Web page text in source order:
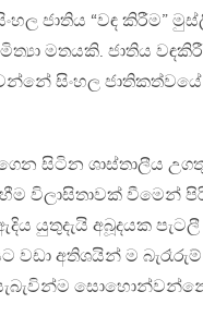
ජාතිය “වඳ කිරීම”
මතයකි. ජාතිය
සිංහල
සිටින ශාස්තාලීය
විලාසිතාවක් වීමෙන්
යුතුදැයි අබූදයක
වඩා අතිශයින් ම
සොහොන්වන්නේ